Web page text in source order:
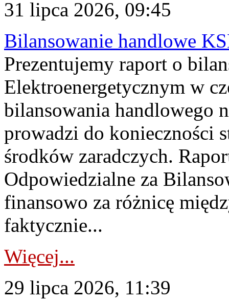
31 lipca 2026, 09:45
Bilansowanie handlowe
Prezentujemy raport o
Elektroenergetycznym w
bilansowania handlowego
prowadzi do konieczności
środków zaradczych.
Odpowiedzialne za
finansowo za różnicę
faktycznie...
Więcej...
29 lipca 2026, 11:39